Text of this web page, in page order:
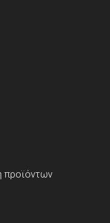
προϊόντων